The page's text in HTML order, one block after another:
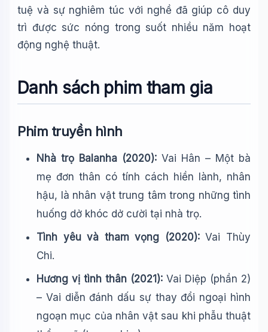
tuệ và sự nghiêm túc với nghề đã giúp cô duy
trì được sức nóng trong suốt nhiều năm hoạt
động nghệ thuật.
Danh sách phim tham gia
Phim truyền hình
Nhà trọ Balanha (2020): Vai Hân – Một bà
mẹ đơn thân có tính cách hiền lành, nhân
hậu, là nhân vật trung tâm trong những tình
huống dở khóc dở cười tại nhà trọ.
Tình yêu và tham vọng (2020):Vai Thùy
Chi.
Hương vị tình thân (2021): Vai Diệp (phần 2)
– Vai diễn đánh dấu sự thay đổi ngoại hình
ngoạn mục của nhân vật sau khi phẫu thuật